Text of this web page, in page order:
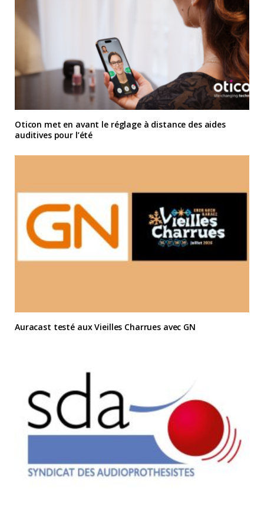
Oticon met en avant le réglage à distance des aides
auditives pour l’été
Auracast testé aux Vieilles Charrues avec GN